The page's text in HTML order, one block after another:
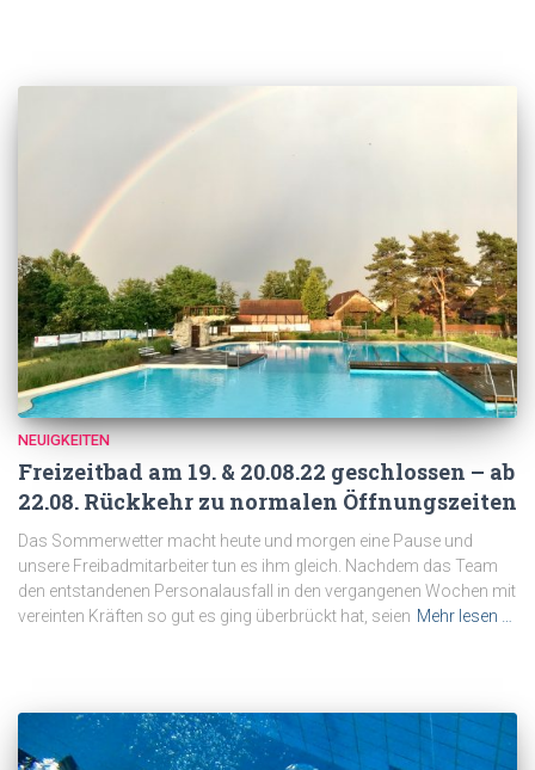
NEUIGKEITEN
Freizeitbad am 19. & 20.08.22 geschlossen – ab
22.08. Rückkehr zu normalen Öffnungszeiten
Das Sommerwetter macht heute und morgen eine Pause und
unsere Freibadmitarbeiter tun es ihm gleich. Nachdem das Team
den entstandenen Personalausfall in den vergangenen Wochen mit
vereinten Kräften so gut es ging überbrückt hat, seien Mehr lesen …